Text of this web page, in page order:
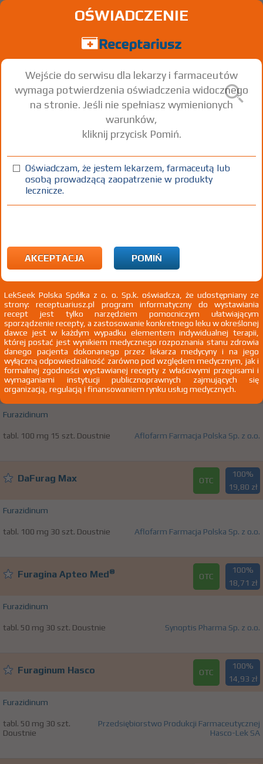
Znaleziono wyników:
Rx
Furazidinum
zaw. doust. 10 mg/ml 1 but. 140 ml
Doustnie
Aflofarm Farmacja Polska Sp. z
o.o.
DaFurag Max OTC
100%
11,80 zł
Furazidinum
tabl. 100 mg 15 szt. Doustnie Aflofarm Farmacja Polska Sp. z o.o.
DaFurag Max OTC
100%
19,80 zł
Furazidinum
tabl. 100 mg 30 szt. Doustnie Aflofarm Farmacja Polska Sp. z o.o.
Furagina Apteo Med® OTC
100%
18,71 zł
Furazidinum
tabl. 50 mg 30 szt. Doustnie Synoptis Pharma Sp. z o.o.
Furaginum Hasco OTC
100%
14,93 zł
Furazidinum
tabl. 50 mg 30 szt.
Doustnie
Przedsiębiorstwo Produkcji Farmaceutycznej
Hasco-Lek SA
OŚWIADCZENIE
Wejście do serwisu dla lekarzy i farmaceutów
wymaga potwierdzenia oświadczenia widocznego
na stronie. Jeśli nie spełniasz wymienionych
warunków,
kliknij przycisk Pomiń.
Oświadczam, że jestem lekarzem, farmaceutą lub
osobą prowadzącą zaopatrzenie w produkty
lecznicze.
AKCEPTACJA POMIŃ
LekSeek Polska Spółka z o. o. Sp.k. oświadcza, że udostępniany ze
strony: receptuariusz.pl program informatyczny do wystawiania
recept jest tylko narzędziem pomocniczym ułatwiającym
sporządzenie recepty, a zastosowanie konkretnego leku w określonej
dawce jest w każdym wypadku elementem indywidualnej terapii,
której postać jest wynikiem medycznego rozpoznania stanu zdrowia
danego pacjenta dokonanego przez lekarza medycyny i na jego
wyłączną odpowiedzialność zarówno pod względem medycznym, jak i
formalnej zgodności wystawianej recepty z właściwymi przepisami i
wymaganiami instytucji publicznoprawnych zajmujących się
organizacją, regulacją i finansowaniem rynku usług medycznych.